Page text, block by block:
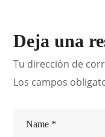
Deja una
Tu dirección de
Los campos